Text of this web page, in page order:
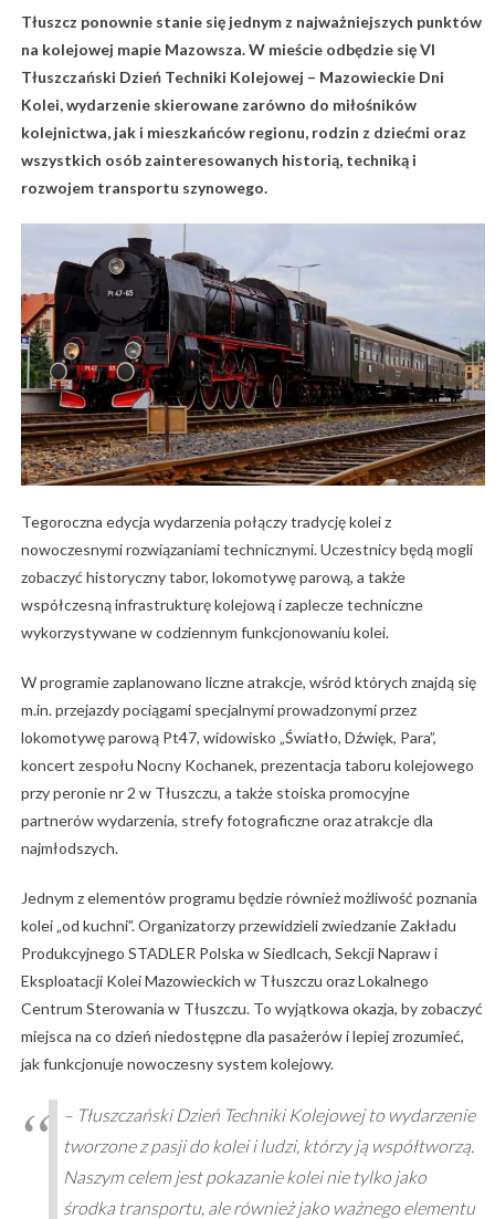
Tłuszcz ponownie stanie się jednym z najważniejszych punktów
na kolejowej mapie Mazowsza. W mieście odbędzie się VI
Tłuszczański Dzień Techniki Kolejowej – Mazowieckie Dni
Kolei, wydarzenie skierowane zarówno do miłośników
kolejnictwa, jak i mieszkańców regionu, rodzin z dziećmi oraz
wszystkich osób zainteresowanych historią, techniką i
rozwojem transportu szynowego.
Tegoroczna edycja wydarzenia połączy tradycję kolei z
nowoczesnymi rozwiązaniami technicznymi. Uczestnicy będą mogli
zobaczyć historyczny tabor, lokomotywę parową, a także
współczesną infrastrukturę kolejową i zaplecze techniczne
wykorzystywane w codziennym funkcjonowaniu kolei.
W programie zaplanowano liczne atrakcje, wśród których znajdą się
m.in. przejazdy pociągami specjalnymi prowadzonymi przez
lokomotywę parową Pt47, widowisko „Światło, Dźwięk, Para”,
koncert zespołu Nocny Kochanek, prezentacja taboru kolejowego
przy peronie nr 2 w Tłuszczu, a także stoiska promocyjne
partnerów wydarzenia, strefy fotograficzne oraz atrakcje dla
najmłodszych.
Jednym z elementów programu będzie również możliwość poznania
kolei „od kuchni”. Organizatorzy przewidzieli zwiedzanie Zakładu
Produkcyjnego STADLER Polska w Siedlcach, Sekcji Napraw i
Eksploatacji Kolei Mazowieckich w Tłuszczu oraz Lokalnego
Centrum Sterowania w Tłuszczu. To wyjątkowa okazja, by zobaczyć
miejsca na co dzień niedostępne dla pasażerów i lepiej zrozumieć,
jak funkcjonuje nowoczesny system kolejowy.
– Tłuszczański Dzień Techniki Kolejowej to wydarzenie
tworzone z pasji do kolei i ludzi, którzy ją współtworzą.
Naszym celem jest pokazanie kolei nie tylko jako
środka transportu, ale również jako ważnego elementu